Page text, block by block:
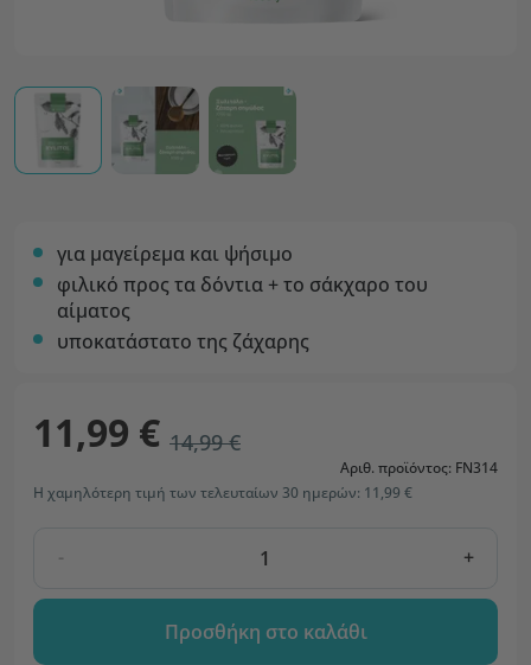
για μαγείρεμα και ψήσιμο
φιλικό προς τα δόντια + το σάκχαρο του
αίματος
υποκατάστατο της ζάχαρης
11,99 € 14,99 €
Αριθ. προϊόντος: FN314
Η χαμηλότερη τιμή των τελευταίων 30 ημερών: 11,99 €
- +
Προσθήκη στο καλάθι